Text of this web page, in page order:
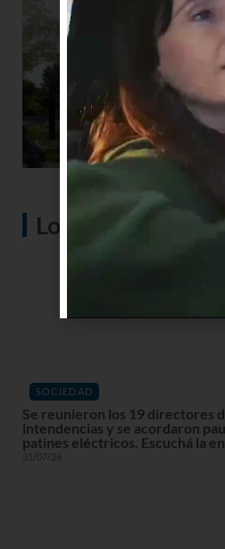
Lo más visto
SOCIEDAD
Se reunieron los 19 directores
intendencias y se acordaron
patines eléctricos. Escuchá la
31/07/26